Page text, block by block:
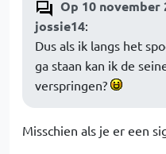
Op 10 november
jossie14:
Dus als ik langs het
ga staan kan ik de
verspringen?
Misschien als je er een